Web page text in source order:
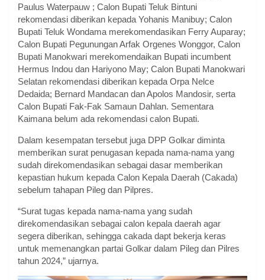
Paulus Waterpauw ; Calon Bupati Teluk Bintuni
rekomendasi diberikan kepada Yohanis Manibuy; Calon
Bupati Teluk Wondama merekomendasikan Ferry Auparay;
Calon Bupati Pegunungan Arfak Orgenes Wonggor, Calon
Bupati Manokwari merekomendaikan Bupati incumbent
Hermus Indou dan Hariyono May; Calon Bupati Manokwari
Selatan rekomendasi diberikan kepada Orpa Nelce
Dedaida; Bernard Mandacan dan Apolos Mandosir, serta
Calon Bupati Fak-Fak Samaun Dahlan. Sementara
Kaimana belum ada rekomendasi calon Bupati.
Dalam kesempatan tersebut juga DPP Golkar diminta
memberikan surat penugasan kepada nama-nama yang
sudah direkomendasikan sebagai dasar memberikan
kepastian hukum kepada Calon Kepala Daerah (Cakada)
sebelum tahapan Pileg dan Pilpres.
“Surat tugas kepada nama-nama yang sudah
direkomendasikan sebagai calon kepala daerah agar
segera diberikan, sehingga cakada dapt bekerja keras
untuk memenangkan partai Golkar dalam Pileg dan Pilres
tahun 2024,” ujarnya.